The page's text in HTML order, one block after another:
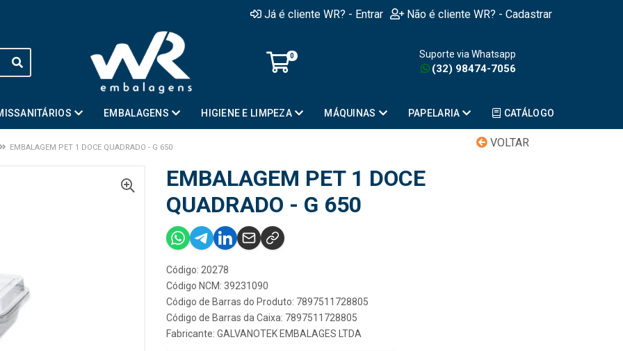
Já é cliente WR? - Entrar Não é cliente WR? - Cadastrar
0 Suporte via Whatsapp
(32) 98474-7056
EMBALAGENS HIGIENE E LIMPEZA MÁQUINAS PAPELARIA CATÁLOGO
VOLTAR
EMBALAGEM PET 1 DOCE QUADRADO - G 650
EMBALAGEM PET 1 DOCE
QUADRADO - G 650
Código: 20278
Código NCM: 39231090
Código de Barras do Produto: 7897511728805
Código de Barras da Caixa: 7897511728805
Fabricante: GALVANOTEK EMBALAGES LTDA